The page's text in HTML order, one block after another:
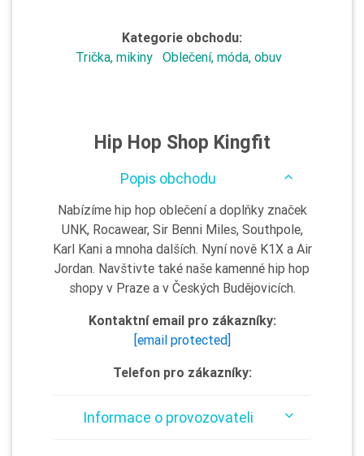
Kategorie obchodu:
Trička, mikiny Oblečení, móda, obuv
Hip Hop Shop Kingfit
Popis obchodu
Nabízíme hip hop oblečení a doplňky značek
UNK, Rocawear, Sir Benni Miles, Southpole,
Karl Kani a mnoha dalších. Nyní nově K1X a Air
Jordan. Navštivte také naše kamenné hip hop
shopy v Praze a v Českých Budějovicích.
Kontaktní email pro zákazníky:
[email protected]
Telefon pro zákazníky:
Informace o provozovateli